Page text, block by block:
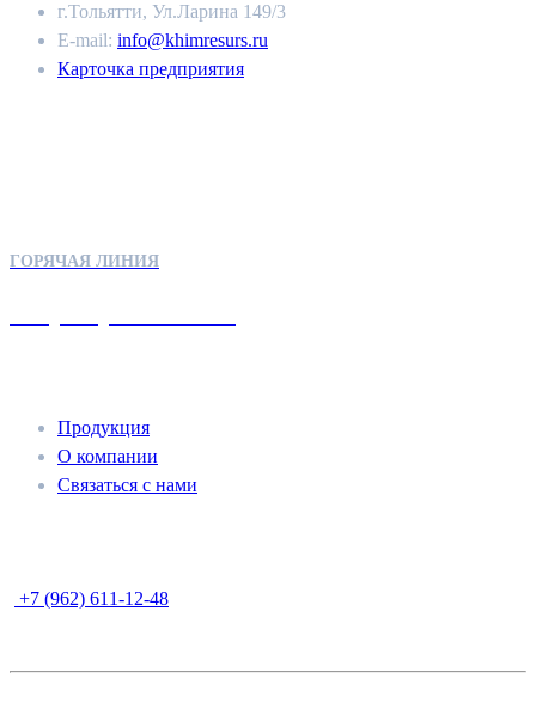
г.Тольятти, Ул.Ларина 149/3
E-mail: info@khimresurs.ru
Карточка предприятия
ГОРЯЧАЯ ЛИНИЯ
Продукция
О компании
Связаться с нами
+7 (962) 611-12-48